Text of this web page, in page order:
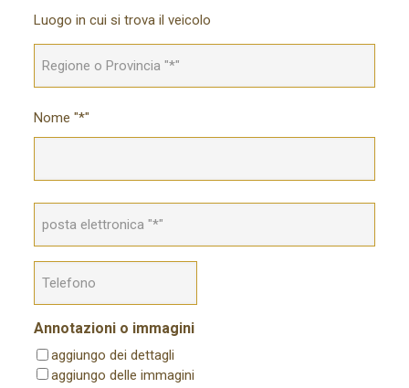
Regione
o
Provincia
Luogo in cui si trova il veicolo
nominativo
Nome "*"
tuo
telefono
Annotazioni o immagini
aggiungo dei dettagli
aggiungo delle immagini